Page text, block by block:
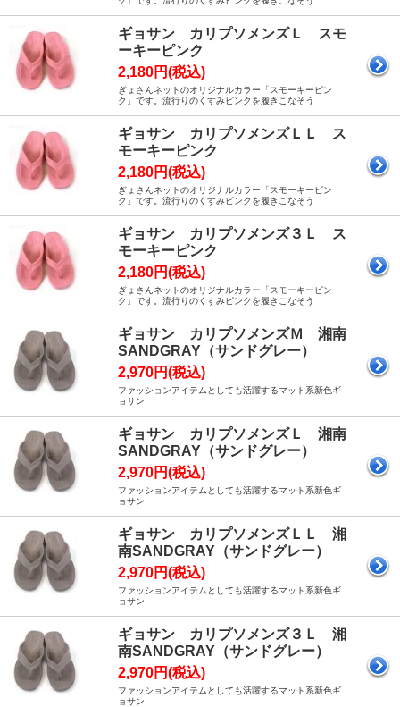
ギョサン カリプソメンズＬ スモ
ーキーピンク
2,180円(税込)
ぎょさんネットのオリジナルカラー「スモーキーピン
ク」です。流行りのくすみピンクを履きこなそう
ギョサン カリプソメンズＬＬ ス
モーキーピンク
2,180円(税込)
ぎょさんネットのオリジナルカラー「スモーキーピン
ク」です。流行りのくすみピンクを履きこなそう
ギョサン カリプソメンズ３Ｌ ス
モーキーピンク
2,180円(税込)
ぎょさんネットのオリジナルカラー「スモーキーピン
ク」です。流行りのくすみピンクを履きこなそう
ギョサン カリプソメンズＭ 湘南
SANDGRAY（サンドグレー）
2,970円(税込)
ファッションアイテムとしても活躍するマット系新色ギ
ョサン
ギョサン カリプソメンズＬ 湘南
SANDGRAY（サンドグレー）
2,970円(税込)
ファッションアイテムとしても活躍するマット系新色ギ
ョサン
ギョサン カリプソメンズＬＬ 湘
南SANDGRAY（サンドグレー）
2,970円(税込)
ファッションアイテムとしても活躍するマット系新色ギ
ョサン
ギョサン カリプソメンズ３Ｌ 湘
南SANDGRAY（サンドグレー）
2,970円(税込)
ファッションアイテムとしても活躍するマット系新色ギ
ョサン